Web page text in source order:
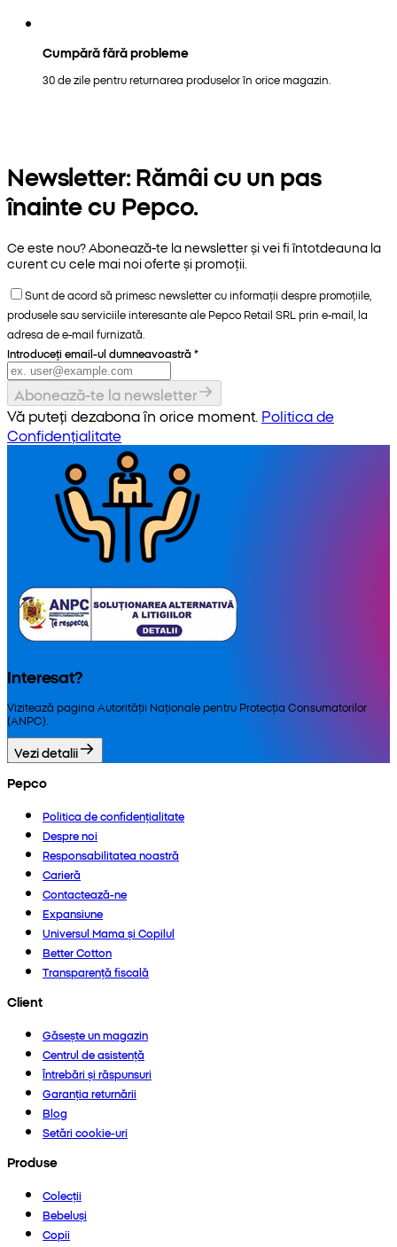
Cumpără fără probleme
30 de zile pentru returnarea produselor în orice magazin.
Newsletter: Rămâi cu un pas
înainte cu Pepco.
Ce este nou? Abonează-te la newsletter și vei fi întotdeauna la
curent cu cele mai noi oferte și promoții.
Sunt de acord să primesc newsletter cu informații despre promoțiile,
produsele sau serviciile interesante ale Pepco Retail SRL prin e-mail, la
adresa de e-mail furnizată.
Introduceți email-ul dumneavoastră *
Abonează-te la newsletter
Vă puteți dezabona în orice moment. Politica de
Confidențialitate
Interesat?
Vizitează pagina Autorității Naționale pentru Protecția Consumatorilor
(ANPC).
Vezi detalii
Pepco
Politica de confidențialitate
Despre noi
Responsabilitatea noastră
Carieră
Contactează-ne
Expansiune
Universul Mama și Copilul
Better Cotton
Transparență fiscală
Client
Găsește un magazin
Centrul de asistență
Întrebări și răspunsuri
Garanția returnării
Blog
Setări cookie-uri
Produse
Colecții
Bebeluși
Copii